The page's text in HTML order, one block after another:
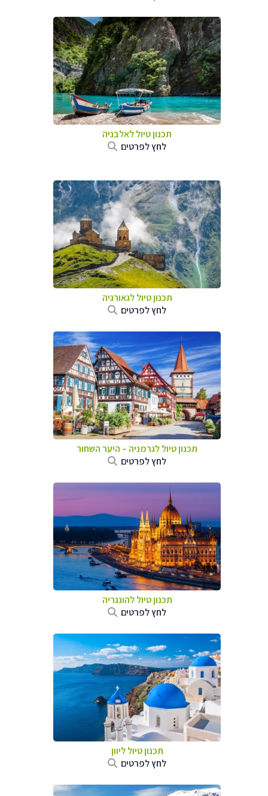
תכנון טיול לאלבניה
לחץ לפרטים
תכנון טיול לגאורגיה
לחץ לפרטים
תכנון טיול לגרמניה – היער השחור
לחץ לפרטים
תכנון טיול להונגריה
לחץ לפרטים
תכנון טיול ליוון
לחץ לפרטים